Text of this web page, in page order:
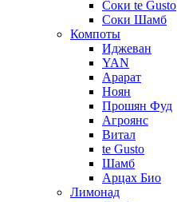
Соки te Gusto
Соки Шамб
Компоты
Иджеван
YAN
Арарат
Ноян
Прошян Фуд
Агроянс
Витал
te Gusto
Шамб
Арцах Био
Лимонад